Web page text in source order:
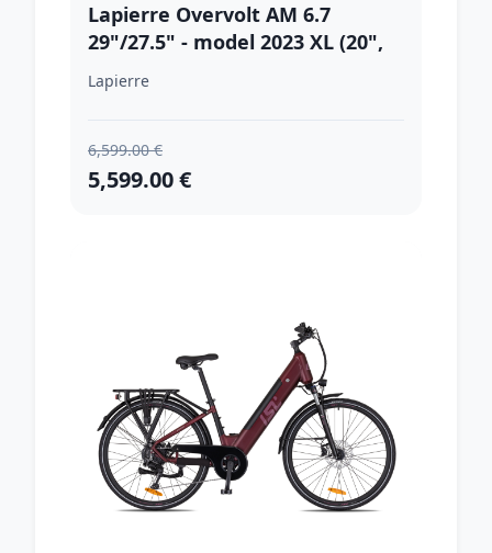
Lapierre Overvolt AM 6.7
29"/27.5" - model 2023 XL (20",
184-196 cm)
Lapierre
6,599.00 €
5,599.00 €